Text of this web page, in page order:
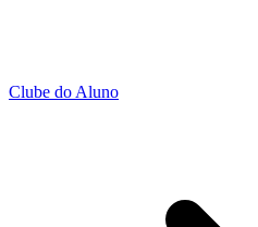
Clube do Aluno